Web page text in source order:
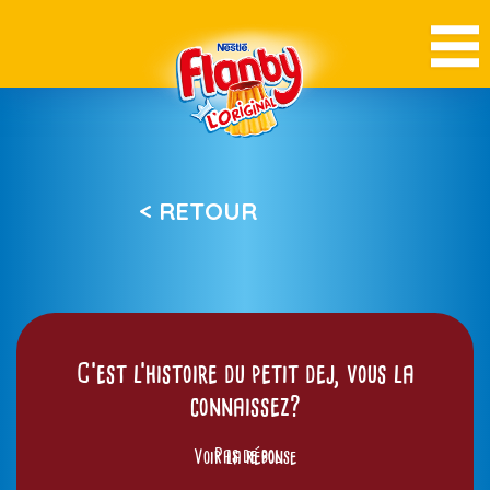
< RETOUR
C’est l’histoire du petit dej, vous la
connaissez?
Voir la réponse
Pas de bol